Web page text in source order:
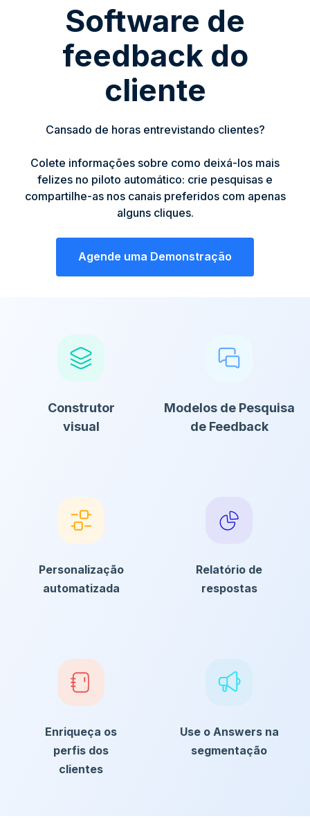
Software de
feedback do
cliente
Cansado de horas entrevistando clientes?
Colete informações sobre como deixá-los mais
felizes no piloto automático: crie pesquisas e
compartilhe-as nos canais preferidos com apenas
alguns cliques.
Agende uma Demonstração
Construtor
visual
Modelos de Pesquisa
de Feedback
Personalização
automatizada
Relatório de
respostas
Enriqueça os
perfis dos
clientes
Use o Answers na
segmentação